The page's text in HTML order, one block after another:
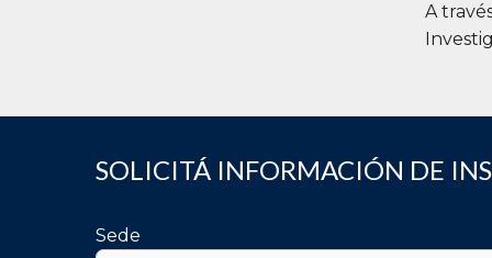
A
SOLICITÁ INFORMACIÓN DE
Sede